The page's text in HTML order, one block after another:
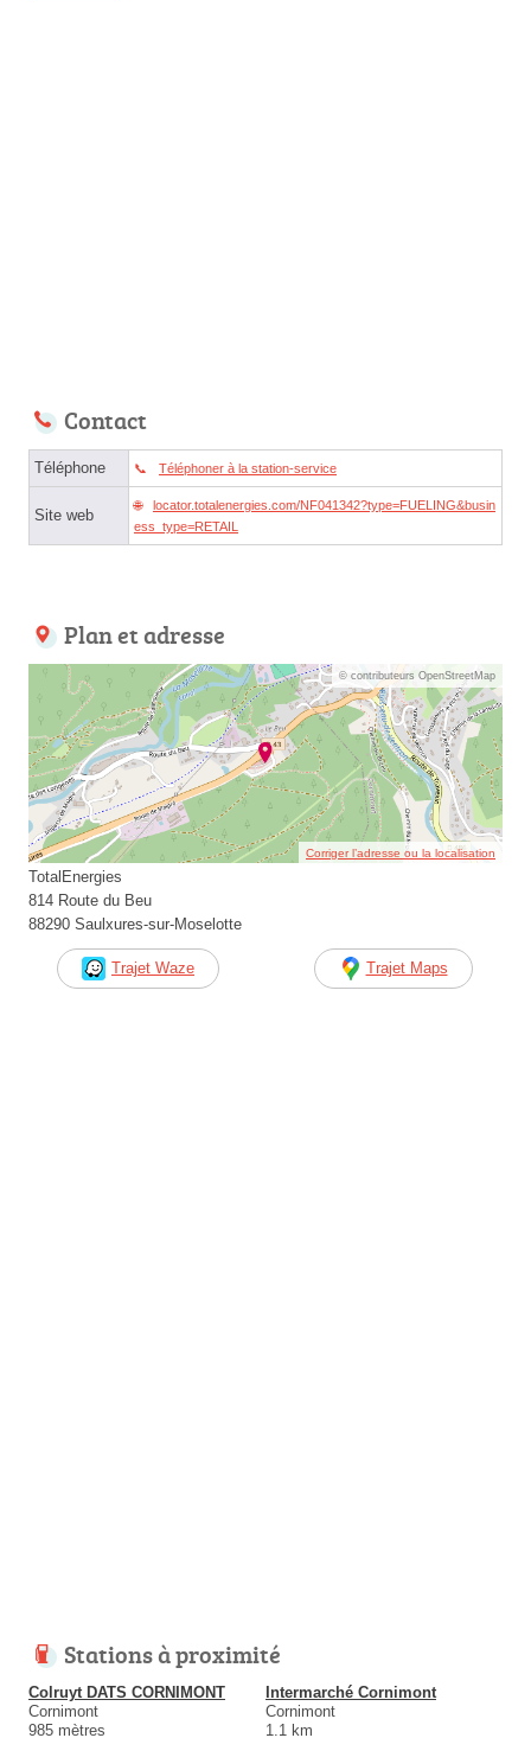
Contact
Téléphone Téléphoner à la station-service
Site web
locator.totalenergies.com/NF041342?type=FUELING&busin
ess_type=RETAIL
Plan et adresse
© contributeurs OpenStreetMap
Corriger l’adresse ou la localisation
TotalEnergies
814 Route du Beu
88290 Saulxures-sur-Moselotte
Trajet Waze Trajet Maps
Stations à proximité
Colruyt DATS CORNIMONT
Cornimont
985 mètres
Intermarché Cornimont
Cornimont
1.1 km